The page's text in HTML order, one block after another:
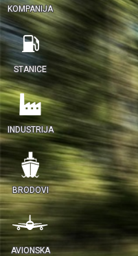
KOMPANIJA
STANICE
INDUSTRIJA
BRODOVI
AVIONSKA